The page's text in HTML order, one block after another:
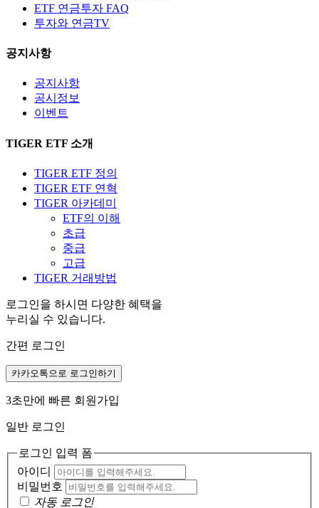
ETF 연금투자 FAQ
투자와 연금TV
공지사항
공지사항
공시정보
이벤트
TIGER ETF 소개
TIGER ETF 정의
TIGER ETF 연혁
TIGER 아카데미
ETF의 이해
초급
중급
고급
TIGER 거래방법
로그인을 하시면 다양한 혜택을
누리실 수 있습니다.
간편 로그인
카카오톡으로 로그인하기
3초만에 빠른 회원가입
일반 로그인
로그인 입력 폼
아이디
비밀번호
자동 로그인